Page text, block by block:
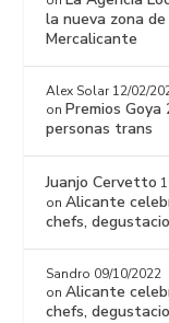
la nueva zona
Mercalicante
Alex Solar 12/02/
on Premios
personas trans
Juanjo Cervetto
onAlicante
chefs,
Sandro 09/10/2022
onAlicante
chefs,